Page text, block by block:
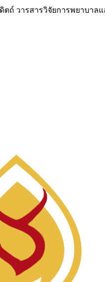
ารสารวิจัยการพยาบาลและ